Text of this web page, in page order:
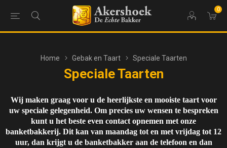
0
Home Gebak en Taart Speciale Taarten
Speciale Taarten
Wij maken graag voor u de heerlijkste en mooiste taart voor
uw speciale gelegenheid. Om precies uw wensen te bespreken
kunt u het beste even contact opnemen met onze
banketbakkerij. Dit kan van maandag tot en met vrijdag tot 12
uur, dan krijgt u de banketbakker aan de telefoon en dan